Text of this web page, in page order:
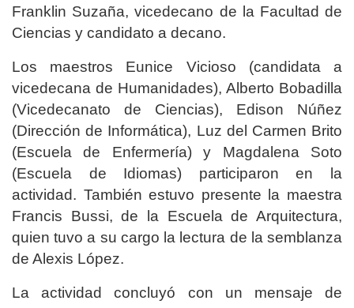
Franklin Suzaña, vicedecano de la Facultad de
Ciencias y candidato a decano.
Los maestros Eunice Vicioso (candidata a
vicedecana de Humanidades), Alberto Bobadilla
(Vicedecanato de Ciencias), Edison Núñez
(Dirección de Informática), Luz del Carmen Brito
(Escuela de Enfermería) y Magdalena Soto
(Escuela de Idiomas) participaron en la
actividad. También estuvo presente la maestra
Francis Bussi, de la Escuela de Arquitectura,
quien tuvo a su cargo la lectura de la semblanza
de Alexis López.
La actividad concluyó con un mensaje de